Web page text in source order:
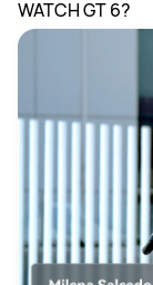
WATCH GT 6?